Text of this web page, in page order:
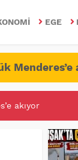
EGE
Menderes’e